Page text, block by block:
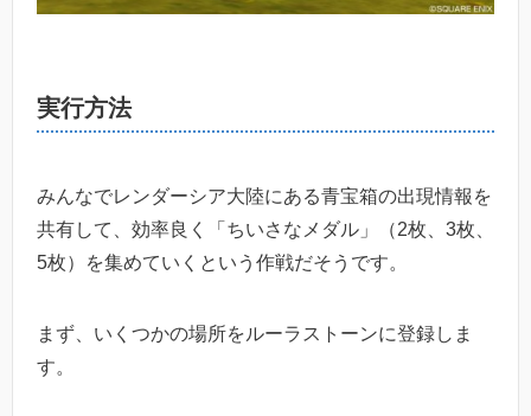
実行方法
みんなでレンダーシア大陸にある青宝箱の出現情報を
共有して、効率良く「ちいさなメダル」（2枚、3枚、
5枚）を集めていくという作戦だそうです。
まず、いくつかの場所をルーラストーンに登録しま
す。